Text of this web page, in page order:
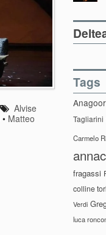
Alvise
• Matteo
Tags
Anagoor
Tagliarini
Carmelo
fragassi
colline
Verdi
luca